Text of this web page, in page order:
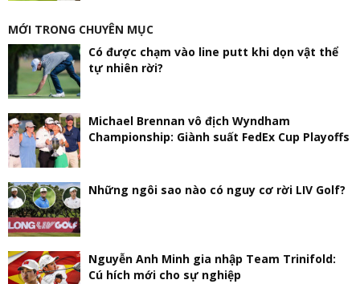
MỚI TRONG CHUYÊN MỤC
Có được chạm vào line putt khi dọn vật thể
tự nhiên rời?
Michael Brennan vô địch Wyndham
Championship: Giành suất FedEx Cup Playoffs
Những ngôi sao nào có nguy cơ rời LIV Golf?
Nguyễn Anh Minh gia nhập Team Trinifold:
Cú hích mới cho sự nghiệp